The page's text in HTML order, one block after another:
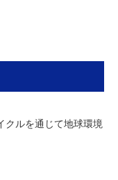
クルを通じて地球環境